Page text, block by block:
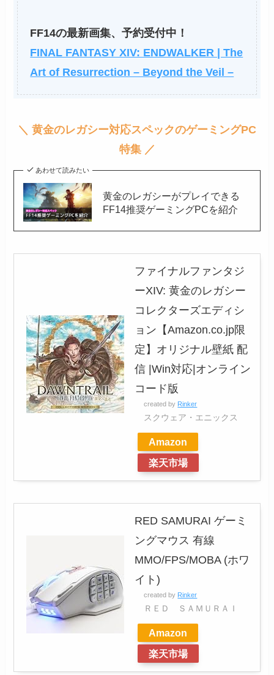
FF14の最新画集、予約受付中！
FINAL FANTASY XIV: ENDWALKER | The
Art of Resurrection – Beyond the Veil –
＼ 黄金のレガシー対応スペックのゲーミングPC
特集 ／
あわせて読みたい
黄金のレガシーがプレイできる
FF14推奨ゲーミングPCを紹介
ファイナルファンタジ
ーXIV: 黄金のレガシー
コレクターズエディシ
ョン【Amazon.co.jp限
定】オリジナル壁紙 配
信 |Win対応|オンライン
コード版
created by Rinker
スクウェア・エニックス
Amazon
楽天市場
RED SAMURAI ゲーミ
ングマウス 有線
MMO/FPS/MOBA (ホワ
イト)
created by Rinker
ＲＥＤ ＳＡＭＵＲＡＩ
Amazon
楽天市場